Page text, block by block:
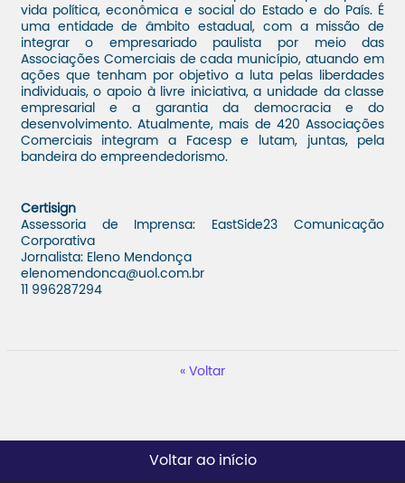
vida política, econômica e social do Estado e do País. É
uma entidade de âmbito estadual, com a missão de
integrar o empresariado paulista por meio das
Associações Comerciais de cada município, atuando em
ações que tenham por objetivo a luta pelas liberdades
individuais, o apoio à livre iniciativa, a unidade da classe
empresarial e a garantia da democracia e do
desenvolvimento. Atualmente, mais de 420 Associações
Comerciais integram a Facesp e lutam, juntas, pela
bandeira do empreendedorismo.
Certisign
Assessoria de Imprensa: EastSide23 Comunicação
Corporativa
Jornalista: Eleno Mendonça
elenomendonca@uol.com.br
11 996287294
Voltar
Voltar ao início